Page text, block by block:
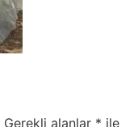
Gerekli alanlar * ile